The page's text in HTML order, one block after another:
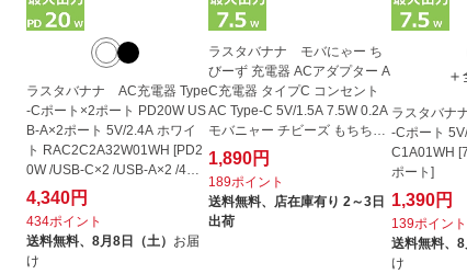
ラスタバナナ AC充電器 Type
-Cポート×2ポート PD20W US
B-A×2ポート 5V/2.4A ホワイ
ト RAC2C2A32W01WH [PD2
0W /USB-C×2 /USB-A×2 /4ポ
ート]
4,340円
434ポイント
送料無料、 8月8日（土） お届
け
ラスタバナナ モバにゃー ち
びーず 充電器 ACアダプター A
C充電器 タイプC コンセント
AC Type-C 5V/1.5A 7.5W 0.2A
モバニャー チビーズ もちち
R...
1,890円
189ポイント
送料無料、 店在庫有り 2～3日
出荷
ラスタバナ
-Cポート
C1A01WH
ポート]
1,390円
139ポイント
送料無料、 8
け